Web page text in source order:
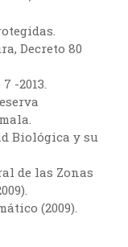
Decreto 80
-2013.
Biológica y su
de las Zonas
(2009).